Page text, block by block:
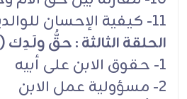
11- كيفية الإحسان للوالدين
الحلقة الثالثة : حقُّ ولَـدِك
1- حقوق الابن على أبيه
2- مسؤولية عمل الابن